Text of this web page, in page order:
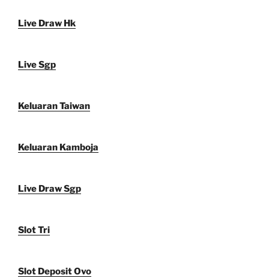
Live Draw Hk
Live Sgp
Keluaran Taiwan
Keluaran Kamboja
Live Draw Sgp
Slot Tri
Slot Deposit Ovo